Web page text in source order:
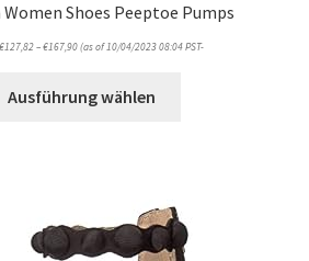
Shoes Peeptoe Pumps
€127,82–€167,90(as of 10/04/2023 08:04 PST-
Ausführung wählen